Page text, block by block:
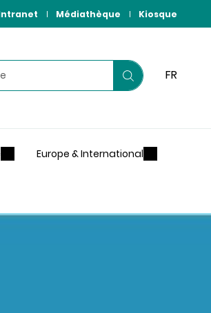
Médiathèque Kiosque
Lancer
FR
Europe & International